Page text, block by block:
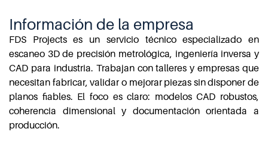
Información de la empresa
FDS Projects es un servicio técnico especializado en
escaneo 3D de precisión metrológica, ingeniería inversa y
CAD para industria. Trabajan con talleres y empresas que
necesitan fabricar, validar o mejorar piezas sin disponer de
planos fiables. El foco es claro: modelos CAD robustos,
coherencia dimensional y documentación orientada a
producción.